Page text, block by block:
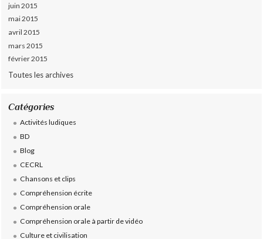
juin 2015
mai 2015
avril 2015
mars 2015
février 2015
Toutes les archives
Catégories
Activités ludiques
BD
Blog
CECRL
Chansons et clips
Compréhension écrite
Compréhension orale
Compréhension orale à partir de vidéo
Culture et civilisation